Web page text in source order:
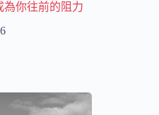
為你往前的阻力